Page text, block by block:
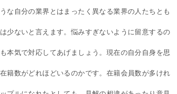
な自分の業界とはまったく異なる業界の人たちとも
少ないと言えます。悩みすぎないように留意するの
本気で対応してあげましょう。現在の自分自身を思
籍数がどれほどいるのかです。在籍会員数が多けれ